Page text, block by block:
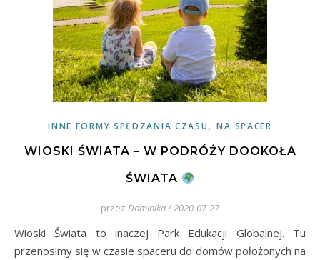
INNE FORMY SPĘDZANIA CZASU,NA SPACER
WIOSKI ŚWIATA – W PODRÓŻY DOOKOŁA
ŚWIATA
przez Dominika/2020-07-27
Wioski Świata to inaczej Park Edukacji Globalnej. Tu
przenosimy się w czasie spaceru do domów położonych na